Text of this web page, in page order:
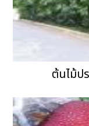
ต้นไม้ป